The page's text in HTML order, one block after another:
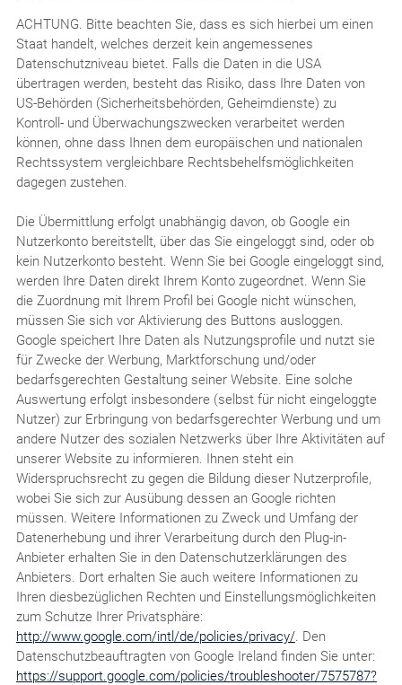
ACHTUNG. Bitte beachten Sie, dass es sich hierbei um einen
Staat handelt, welches derzeit kein angemessenes
Datenschutzniveau bietet. Falls die Daten in die USA
übertragen werden, besteht das Risiko, dass Ihre Daten von
US-Behörden (Sicherheitsbehörden, Geheimdienste) zu
Kontroll- und Überwachungszwecken verarbeitet werden
können, ohne dass Ihnen dem europäischen und nationalen
Rechtssystem vergleichbare Rechtsbehelfsmöglichkeiten
dagegen zustehen.
Die Übermittlung erfolgt unabhängig davon, ob Google ein
Nutzerkonto bereitstellt, über das Sie eingeloggt sind, oder ob
kein Nutzerkonto besteht. Wenn Sie bei Google eingeloggt sind,
werden Ihre Daten direkt Ihrem Konto zugeordnet. Wenn Sie
die Zuordnung mit Ihrem Profil bei Google nicht wünschen,
müssen Sie sich vor Aktivierung des Buttons ausloggen.
Google speichert Ihre Daten als Nutzungsprofile und nutzt sie
für Zwecke der Werbung, Marktforschung und/oder
bedarfsgerechten Gestaltung seiner Website. Eine solche
Auswertung erfolgt insbesondere (selbst für nicht eingeloggte
Nutzer) zur Erbringung von bedarfsgerechter Werbung und um
andere Nutzer des sozialen Netzwerks über Ihre Aktivitäten auf
unserer Website zu informieren. Ihnen steht ein
Widerspruchsrecht zu gegen die Bildung dieser Nutzerprofile,
wobei Sie sich zur Ausübung dessen an Google richten
müssen. Weitere Informationen zu Zweck und Umfang der
Datenerhebung und ihrer Verarbeitung durch den Plug-in-
Anbieter erhalten Sie in den Datenschutzerklärungen des
Anbieters. Dort erhalten Sie auch weitere Informationen zu
Ihren diesbezüglichen Rechten und Einstellungsmöglichkeiten
zum Schutze Ihrer Privatsphäre:
http://www.google.com/intl/de/policies/privacy/. Den
Datenschutzbeauftragten von Google Ireland finden Sie unter:
https://support.google.com/policies/troubleshooter/7575787?